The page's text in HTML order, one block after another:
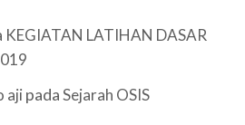
KEGIATAN LATIHAN DASAR
aji padaSejarah OSIS